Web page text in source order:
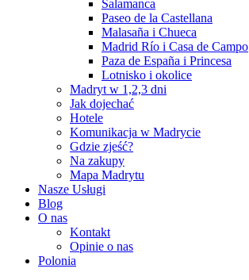
Salamanca
Paseo de la Castellana
Malasaña i Chueca
Madrid Río i Casa de Campo
Paza de España i Princesa
Lotnisko i okolice
Madryt w 1,2,3 dni
Jak dojechać
Hotele
Komunikacja w Madrycie
Gdzie zjeść?
Na zakupy
Mapa Madrytu
Nasze Usługi
Blog
O nas
Kontakt
Opinie o nas
Polonia